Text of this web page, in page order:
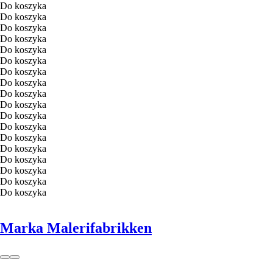
Do koszyka
Do koszyka
Do koszyka
Do koszyka
Do koszyka
Do koszyka
Do koszyka
Do koszyka
Do koszyka
Do koszyka
Do koszyka
Do koszyka
Do koszyka
Do koszyka
Do koszyka
Do koszyka
Do koszyka
Do koszyka
Marka Malerifabrikken